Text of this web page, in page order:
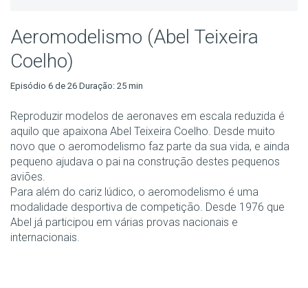
Aeromodelismo (Abel Teixeira
Coelho)
Episódio 6 de 26 Duração: 25 min
Reproduzir modelos de aeronaves em escala reduzida é
aquilo que apaixona Abel Teixeira Coelho. Desde muito
novo que o aeromodelismo faz parte da sua vida, e ainda
pequeno ajudava o pai na construção destes pequenos
aviões.
Para além do cariz lúdico, o aeromodelismo é uma
modalidade desportiva de competição. Desde 1976 que
Abel já participou em várias provas nacionais e
internacionais.